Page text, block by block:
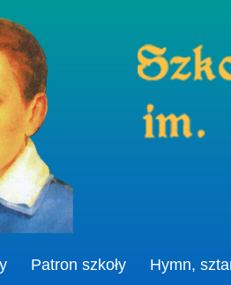
Patron szkoły Hymn,